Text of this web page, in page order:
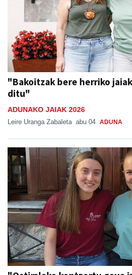
"Bakoitzak bere herriko
ditu"
ADUNAKO JAIAK 2026
Leire Uranga Zabaleta abu 04 ADUNA